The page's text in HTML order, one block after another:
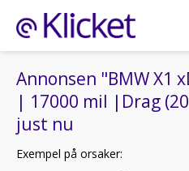
Annonsen "BMW X1
| 17000 mil |Drag
just nu
Exempel på orsaker: